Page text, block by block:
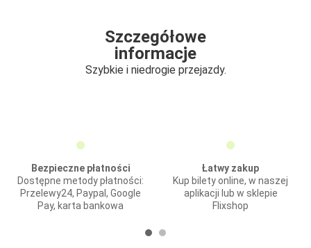
Szczegółowe
informacje
Szybkie i niedrogie przejazdy.
Bezpieczne płatności
Dostępne metody płatności:
Przelewy24, Paypal, Google
Pay, karta bankowa
Łatwy zakup
Kup bilety online, w naszej
aplikacji lub w sklepie
Flixshop